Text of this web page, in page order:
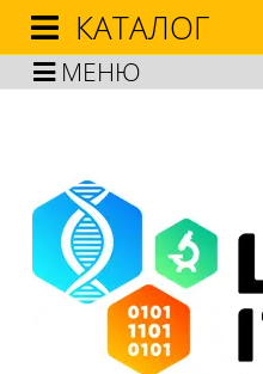
МЕНЮ
КАТАЛОГ